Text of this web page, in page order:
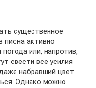
существенное
пиона активно
или, напротив,
свести все усилия
набравший цвет
Однако можно